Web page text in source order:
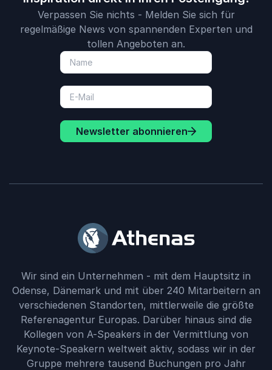
Verpassen Sie nichts - Melden Sie sich für
regelmäßige News von spannenden Experten und
tollen Angeboten an.
Newsletter abonnieren
Wir sind ein Unternehmen - mit dem Hauptsitz in
Odense, Dänemark und mit über 240 Mitarbeitern an
verschiedenen Standorten, mittlerweile die größte
Referenagentur Europas. Darüber hinaus sind die
Kollegen von A-Speakers in der Vermittlung von
Keynote-Speakern weltweit aktiv, sodass wir in der
Gruppe mehrere tausend Buchungen pro Jahr